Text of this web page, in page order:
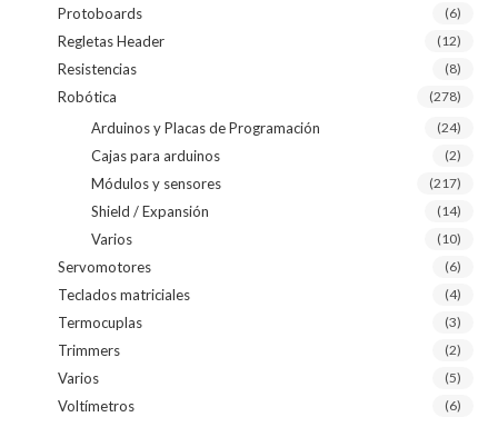
Protoboards (6)
Regletas Header (12)
Resistencias (8)
Robótica (278)
Arduinos y Placas de Programación (24)
Cajas para arduinos (2)
Módulos y sensores (217)
Shield / Expansión (14)
Varios (10)
Servomotores (6)
Teclados matriciales (4)
Termocuplas (3)
Trimmers (2)
Varios (5)
Voltímetros (6)